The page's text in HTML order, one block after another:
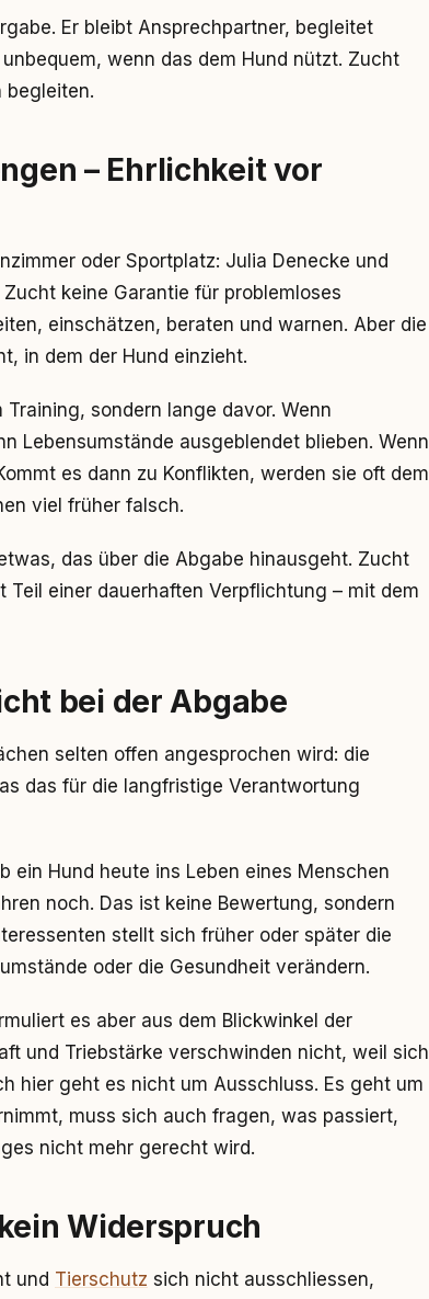
Er bleibt Ansprechpartner, begleitet
wenn das dem Hund nützt. Zucht
begleiten.
– Ehrlichkeit vor
oder Sportplatz: Julia Denecke und
keine Garantie für problemloses
einschätzen, beraten und warnen. Aber die
in dem der Hund einzieht.
sondern lange davor. Wenn
Lebensumstände ausgeblendet blieben. Wenn
es dann zu Konflikten, werden sie oft dem
viel früher falsch.
das über die Abgabe hinausgeht. Zucht
einer dauerhaften Verpflichtung – mit dem
bei der Abgabe
selten offen angesprochen wird: die
das für die langfristige Verantwortung
ein Hund heute ins Leben eines Menschen
noch. Das ist keine Bewertung, sondern
stellt sich früher oder später die
oder die Gesundheit verändern.
es aber aus dem Blickwinkel der
und Triebstärke verschwinden nicht, weil sich
hier geht es nicht um Ausschluss. Es geht um
muss sich auch fragen, was passiert,
nicht mehr gerecht wird.
Widerspruch
und Tierschutz sich nicht ausschliessen,